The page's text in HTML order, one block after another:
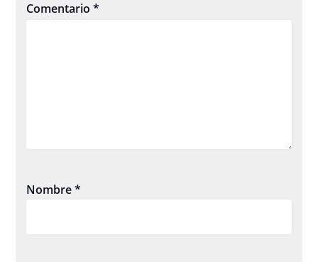
Comentario*
Nombre*